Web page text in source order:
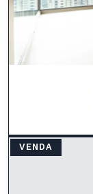
VENDA